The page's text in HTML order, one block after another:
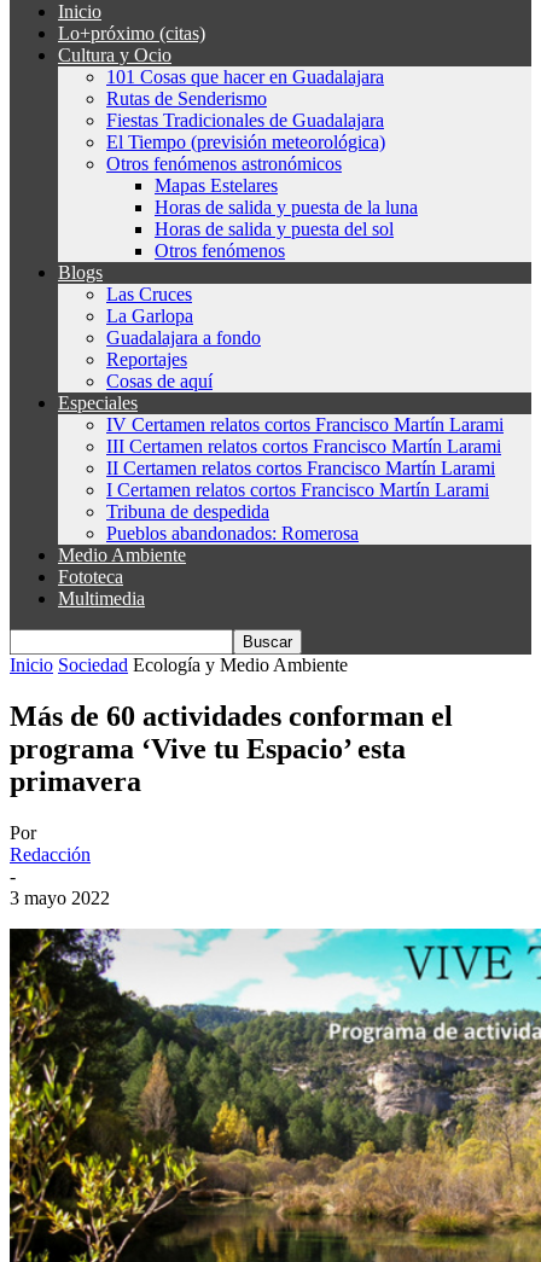
Inicio
Lo+próximo (citas)
Cultura y Ocio
101 Cosas que hacer en Guadalajara
Rutas de Senderismo
Fiestas Tradicionales de Guadalajara
El Tiempo (previsión meteorológica)
Otros fenómenos astronómicos
Mapas Estelares
Horas de salida y puesta de la luna
Horas de salida y puesta del sol
Otros fenómenos
Blogs
Las Cruces
La Garlopa
Guadalajara a fondo
Reportajes
Cosas de aquí
Especiales
IV Certamen relatos cortos Francisco Martín Larami
III Certamen relatos cortos Francisco Martín Larami
II Certamen relatos cortos Francisco Martín Larami
I Certamen relatos cortos Francisco Martín Larami
Tribuna de despedida
Pueblos abandonados: Romerosa
Medio Ambiente
Fototeca
Multimedia
Inicio Sociedad Ecología y Medio Ambiente
Más de 60 actividades conforman el
programa ‘Vive tu Espacio’ esta
primavera
Por
Redacción
-
3 mayo 2022